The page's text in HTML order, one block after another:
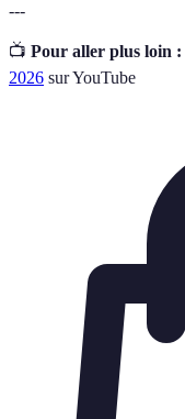
---
📺 Pour aller plus loin :
2026 sur YouTube